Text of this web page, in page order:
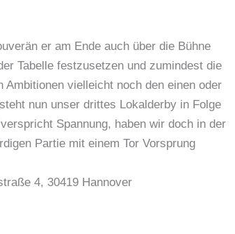
er am Ende auch über die Bühne
Tabelle festzusetzen und zumindest die
vielleicht noch den einen oder
nun unser drittes Lokalderby in Folge
Spannung, haben wir doch in der
Partie mit einem Tor Vorsprung
4, 30419 Hannover